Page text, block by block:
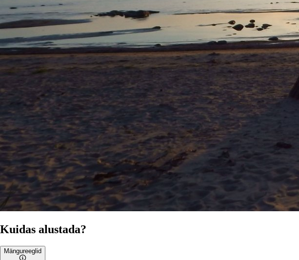
Kuidas alustada?
Mängureeglid